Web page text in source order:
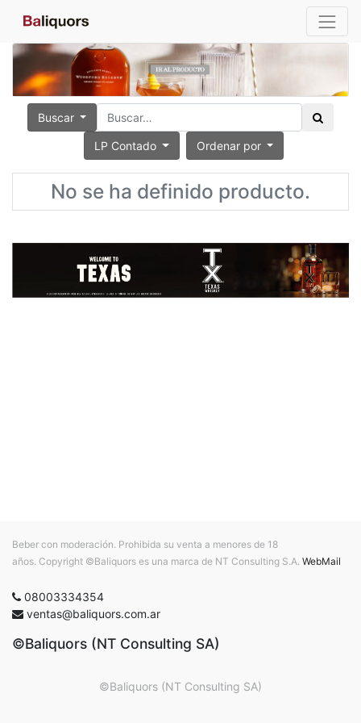
Buscar
LP Contado Ordenar por
No se ha definido producto.
Beber con moderación. Prohibida su venta a menores de 18
años. Copyright ©Baliquors es una marca de NT Consulting S.A. WebMail
08003334354
ventas@baliquors.com.ar
©Baliquors (NT Consulting SA)
©Baliquors (NT Consulting SA)